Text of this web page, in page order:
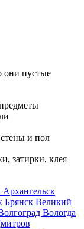
они пустые
и пол
затирки, клея
Архангельск
Брянск Великий
Вологда